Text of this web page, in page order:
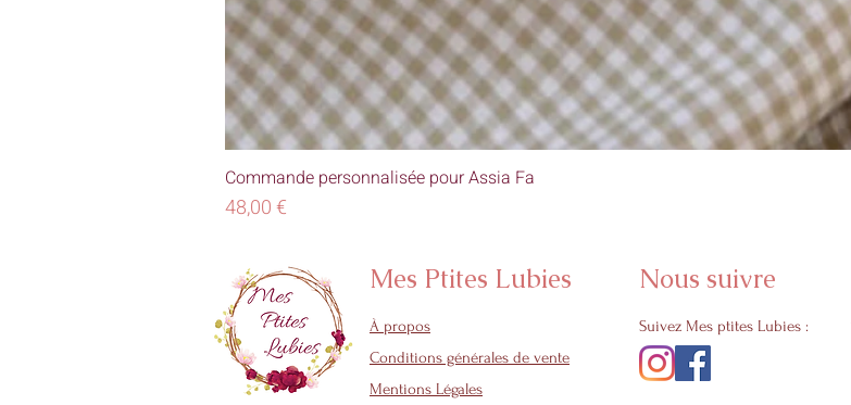
Commande personnalisée pour Assia Fa
Prix
48,00 €
Mes Ptites Lubies
À propos
Conditions générales de vente
Mentions Légales
Nous suivre
Suivez Mes ptites Lubies :